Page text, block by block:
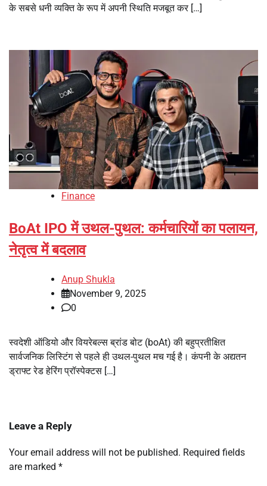
के सबसे धनी व्यक्ति के रूप में अपनी स्थिति मजबूत कर […]
Finance
BoAt IPO में उथल-पुथल: कर्मचारियों का पलायन,
नेतृत्व में बदलाव
Anup Shukla
November 9, 2025
0
स्वदेशी ऑडियो और वियरेबल्स ब्रांड बोट (boAt) की बहुप्रतीक्षित
सार्वजनिक लिस्टिंग से पहले ही उथल-पुथल मच गई है। कंपनी के अद्यतन
ड्राफ्ट रेड हेरिंग प्रॉस्पेक्टस […]
Leave a Reply
Your email address will not be published. Required fields
are marked *